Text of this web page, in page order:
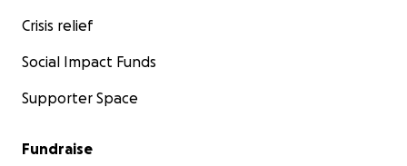
Crisis relief
Social Impact Funds
Supporter Space
Fundraise